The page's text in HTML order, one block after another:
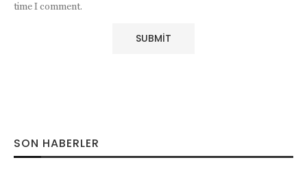
time I comment.
SON HABERLER